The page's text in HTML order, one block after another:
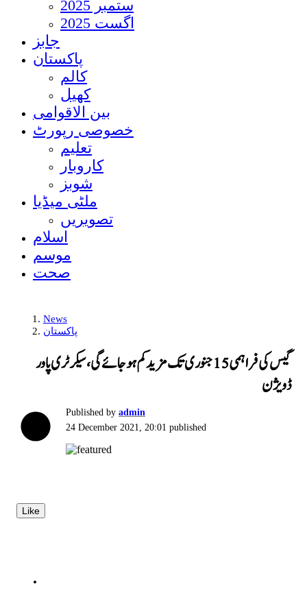
ستمبر 2025
اگست 2025
جابز
پاکستان
کالم
کھیل
بین الاقوامی
خصوصی رپورٹ
تعلیم
کاروبار
شوبز
ملٹی میڈیا
تصویریں
اسلام
موسم
صحت
News
پاکستان
گیس کی فراہمی 15 جنوری تک مزید کم ہوجائے گی، سیکرٹری پاور
ڈویژن
Published by admin
24 December 2021, 20:01 published
Like